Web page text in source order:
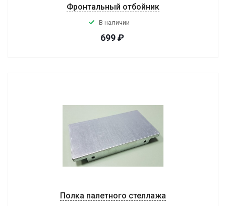
Фронтальный отбойник
В наличии
699₽
Полка палетного стеллажа